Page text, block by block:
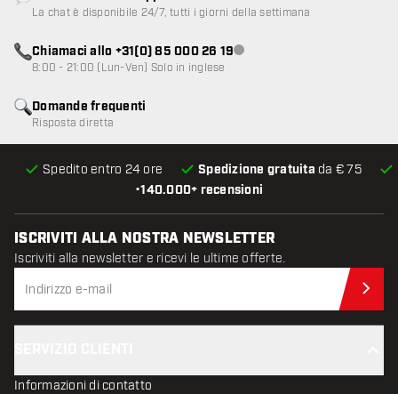
•140.000+ recensioni
Spedito entro 24 ore Spedizione gratuita da € 75
Domande frequenti
Risposta diretta
La chat è disponibile 24/7, tutti i giorni della settimana
Chiamaci allo +31(0) 85 000 26 19Servizio clienti non disponibile
8:00 - 21:00 (Lun-Ven) Solo in inglese
ISCRIVITI ALLA NOSTRA NEWSLETTER
Iscriviti alla newsletter e ricevi le ultime offerte.
Informazioni di contatto